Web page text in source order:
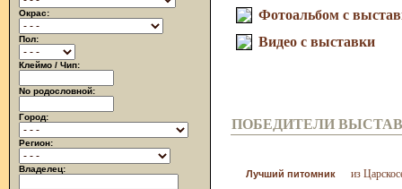
Окрас:
Пол:
Клеймо / Чип:
No родословной:
Город:
Регион:
Владелец:
Фотоальбом с
Видео с выставки
ПОБЕДИТЕЛИ
Лучший питомник из